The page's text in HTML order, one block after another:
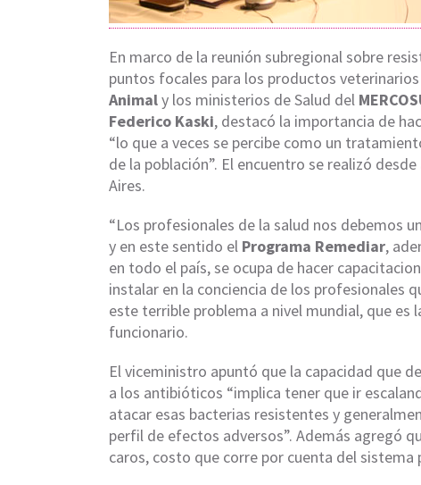
En marco de la reunión subregional sobre
puntos focales para los productos
Animaly los ministerios de Salud del
Federico Kaski, destacó la importancia de
“lo que a veces se percibe como un
de la población”. El encuentro se realizó
Aires.
“Los profesionales de la salud nos debemos
y en este sentido el Programa Remediar,
en todo el país, se ocupa de hacer
instalar en la conciencia de los profesionales
este terrible problema a nivel mundial, que
funcionario.
El viceministro apuntó que la capacidad que
a los antibióticos “implica tener que ir
atacar esas bacterias resistentes y
perfil de efectos adversos”. Además agregó
caros, costo que corre por cuenta del sistema